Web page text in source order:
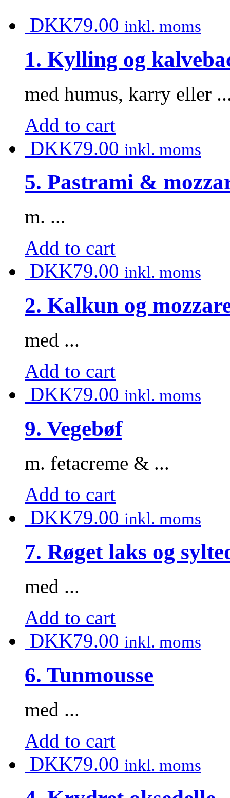
DKK79.00 inkl. moms
1. Kylling og
med humus, karry eller
Add to cart
DKK79.00 inkl. moms
5. Pastrami &
m. ...
Add to cart
DKK79.00 inkl. moms
2. Kalkun og
med ...
Add to cart
DKK79.00 inkl. moms
9. Vegebøf
m. fetacreme & ...
Add to cart
DKK79.00 inkl. moms
7. Røget laks og
med ...
Add to cart
DKK79.00 inkl. moms
6. Tunmousse
med ...
Add to cart
DKK79.00 inkl. moms